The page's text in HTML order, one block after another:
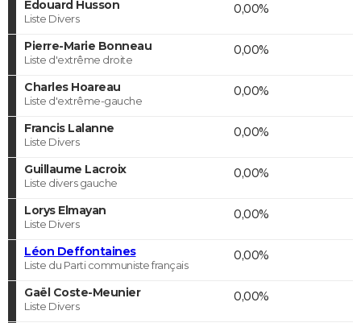
Edouard Husson
Liste Divers
0,00%
Pierre-Marie Bonneau
Liste d'extrême droite
0,00%
Charles Hoareau
Liste d'extrême-gauche
0,00%
Francis Lalanne
Liste Divers
0,00%
Guillaume Lacroix
Liste divers gauche
0,00%
Lorys Elmayan
Liste Divers
0,00%
Léon Deffontaines
Liste du Parti communiste français
0,00%
Gaël Coste-Meunier
Liste Divers
0,00%